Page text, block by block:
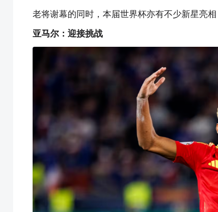
老将谢幕的同时，本届世界杯亦有不少新星亮
亚马尔：迎接挑战